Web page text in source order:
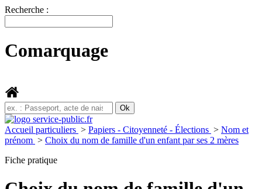
Recherche :
Comarquage
Accueil particuliers > Papiers - Citoyenneté - Élections > Nom et
prénom > Choix du nom de famille d'un enfant par ses 2 mères
Fiche pratique